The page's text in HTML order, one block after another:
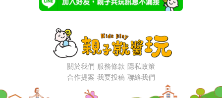
關於我們 服務條款 隱私政策
合作提案 我要投稿 聯絡我們